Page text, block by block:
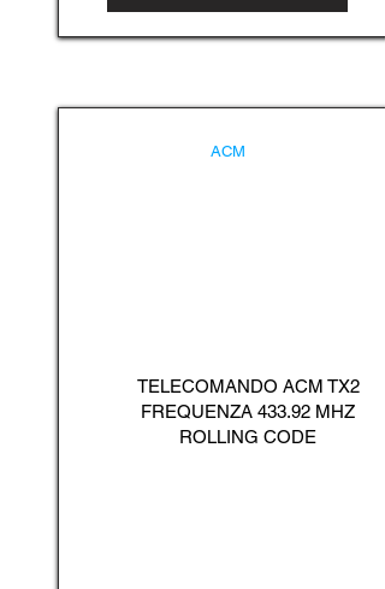
ACM
TELECOMANDO ACM TX2
FREQUENZA 433.92 MHZ
ROLLING CODE